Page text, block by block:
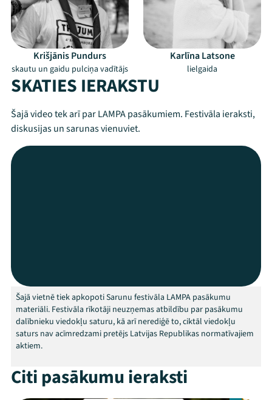
Festivāls
Programma
Viņi bija LAMPĀ 2026
Krišjānis Pundurs
skautu un gaidu pulciņa vadītājs
Karlīna Latsone
lielgaida
SKATIES IERAKSTU
Šajā video tek arī par LAMPA pasākumiem. Festivāla ieraksti,
diskusijas un sarunas vienuviet.
Šajā vietnē tiek apkopoti Sarunu festivāla LAMPA pasākumu
materiāli. Festivāla rīkotāji neuzņemas atbildību par pasākumu
dalībnieku viedokļu saturu, kā arī nerediģē to, ciktāl viedokļu
saturs nav acīmredzami pretējs Latvijas Republikas normatīvajiem
aktiem.
Citi pasākumu ieraksti